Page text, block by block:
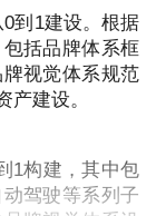
传？
坐下来一起探
到1建设。根据
括品牌体系框
视觉体系规范
建设。
1构建，其中包
驾驶等系列子